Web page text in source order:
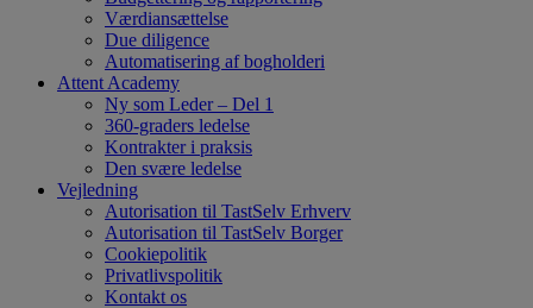
Værdiansættelse
Due diligence
Automatisering af bogholderi
Attent Academy
Ny som Leder – Del 1
360-graders ledelse
Kontrakter i praksis
Den svære ledelse
Vejledning
Autorisation til TastSelv Erhverv
Autorisation til TastSelv Borger
Cookiepolitik
Privatlivspolitik
Kontakt os